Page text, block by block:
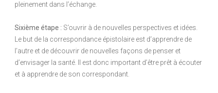
pleinement dans l’échange.
Sixième étape : S’ouvrir à de nouvelles perspectives et idées.
Le but de la correspondance épistolaire est d’apprendre de
l’autre et de découvrir de nouvelles façons de penser et
d’envisager la santé. Il est donc important d’être prêt à écouter
et à apprendre de son correspondant.